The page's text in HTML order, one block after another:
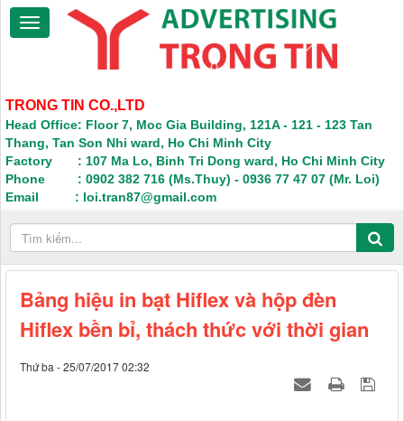
TRONG TIN CO.,LTD
Head Office: Floor 7, Moc Gia Building, 121A - 121 - 123 Tan
Thang, Tan Son Nhi ward, Ho Chi Minh City
Factory : 107 Ma Lo, Binh Tri Dong ward, Ho Chi Minh City
Phone : 0902 382 716 (Ms.Thuy) - 0936 77 47 07 (Mr. Loi)
Email : loi.tran87@gmail.com
Bảng hiệu in bạt Hiflex và hộp đèn
Hiflex bền bỉ, thách thức với thời gian
Thứ ba - 25/07/2017 02:32